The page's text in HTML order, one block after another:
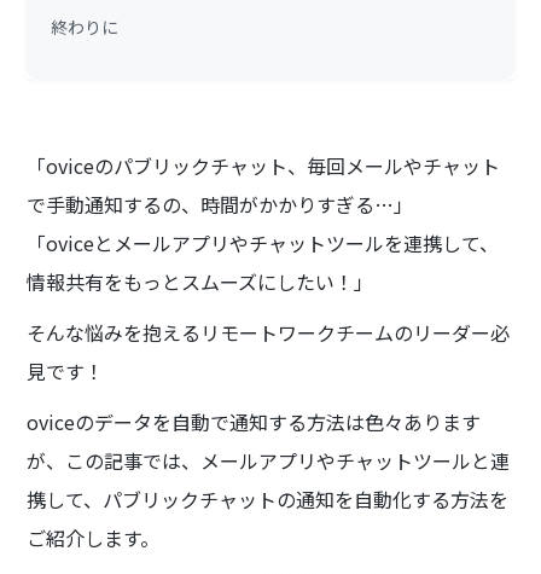
終わりに
「oviceのパブリックチャット、毎回メールやチャット
で手動通知するの、時間がかかりすぎる…」
「oviceとメールアプリやチャットツールを連携して、
情報共有をもっとスムーズにしたい！」
そんな悩みを抱えるリモートワークチームのリーダー必
見です！
oviceのデータを自動で通知する方法は色々あります
が、この記事では、メールアプリやチャットツールと連
携して、パブリックチャットの通知を自動化する方法を
ご紹介します。